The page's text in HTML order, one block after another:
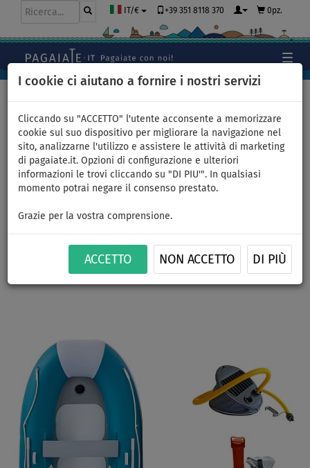
I cookie ci aiutano a fornire i nostri servizi
Cliccando su "ACCETTO" l'utente acconsente a memorizzare
cookie sul suo dispositivo per migliorare la navigazione nel
sito, analizzarne l'utilizzo e assistere le attività di marketing
di pagaiate.it. Opzioni di configurazione e ulteriori
informazioni le trovi cliccando su "DI PIU'". In qualsiasi
momento potrai negare il consenso prestato.
Grazie per la vostra comprensione.
ACCETTO NON ACCETTO DI PIÙ
IT/€ +39 351 8118 370 0pz.
Gommone GLADIATOR
CLASSIC B330AD sea green
white - gommone gonfiabile
con pavimento in drop-stitch
- set: senza motore